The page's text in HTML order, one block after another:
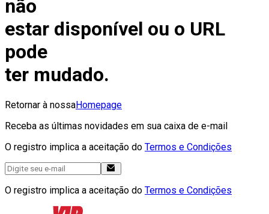
não
estar disponível ou o URL
pode
ter mudado.
Retornar à nossaHomepage
Receba as últimas novidades em sua caixa de e-mail
O registro implica a aceitação do Termos e Condições
O registro implica a aceitação do Termos e Condições